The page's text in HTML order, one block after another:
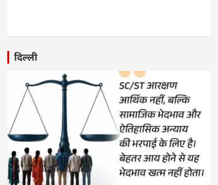
दिल्ली